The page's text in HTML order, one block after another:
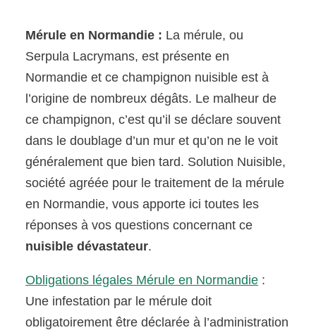
Mérule en Normandie : La mérule, ou
Serpula Lacrymans, est présente en
Normandie et ce champignon nuisible est à
l’origine de nombreux dégâts. Le malheur de
ce champignon, c’est qu’il se déclare souvent
dans le doublage d’un mur et qu’on ne le voit
généralement que bien tard. Solution Nuisible,
société agréée pour le traitement de la mérule
en Normandie, vous apporte ici toutes les
réponses à vos questions concernant ce
nuisible dévastateur.
Obligations légales Mérule en Normandie :
Une infestation par le mérule doit
obligatoirement être déclarée à l’administration